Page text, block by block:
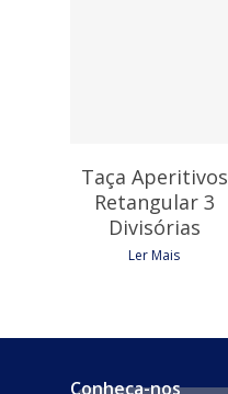
Taça Aperitivos
Retangular 3
Divisórias
Ler Mais
Conheça-nos